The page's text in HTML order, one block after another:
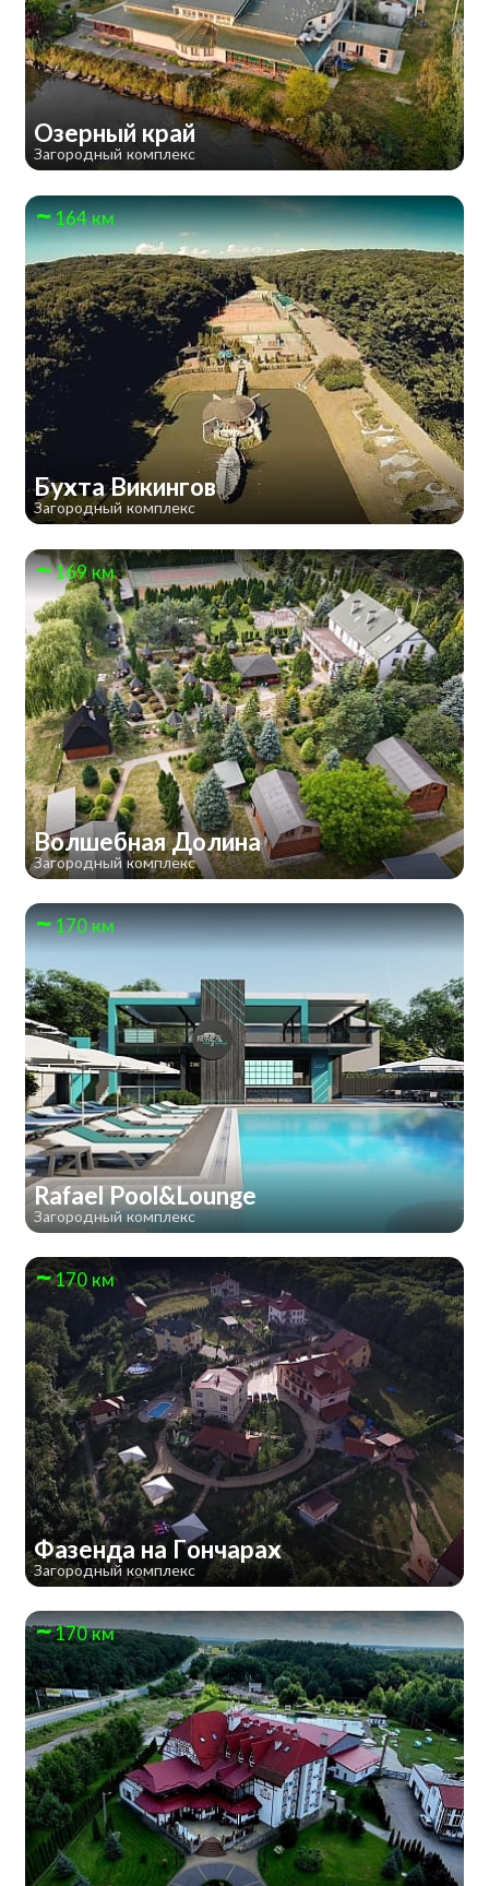
Озерный край
Загородный комплекс
164 км
Бухта Викингов
Загородный комплекс
169 км
Волшебная Долина
Загородный комплекс
170 км
Rafael Pool&Lounge
Загородный комплекс
170 км
Фазенда на Гончарах
Загородный комплекс
170 км